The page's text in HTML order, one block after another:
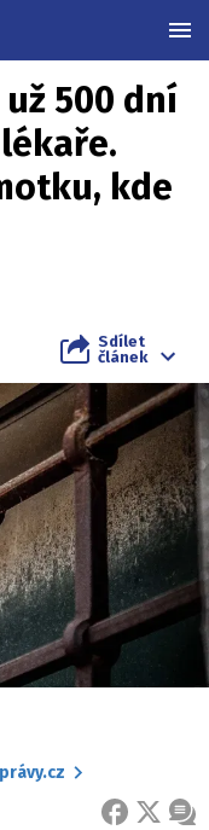
500 dní
kde
Sdílet
článek
FACEBOOK
X